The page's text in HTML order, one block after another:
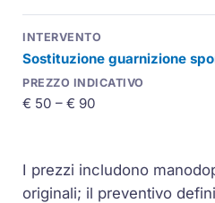
Sostituzione guarnizione
€ 50 – € 90
I prezzi includono
originali; il preventivo